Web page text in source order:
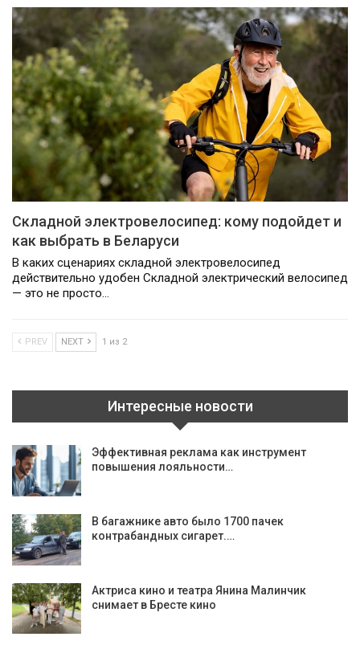
Складной электровелосипед: кому подойдет и
как выбрать в Беларуси
В каких сценариях складной электровелосипед
действительно удобен Складной электрический велосипед
— это не просто…
PREV NEXT 1 из 2
Интересные новости
Эффективная реклама как инструмент
повышения лояльности…
В багажнике авто было 1700 пачек
контрабандных сигарет.…
Актриса кино и театра Янина Малинчик
снимает в Бресте кино